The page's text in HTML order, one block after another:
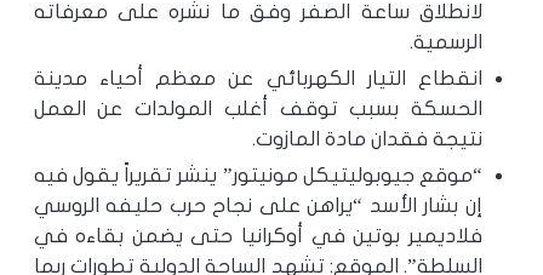
لانطلاق ساعة الصفر وفق ما نشره على معرفاته
الرسمية.
انقطاع التيار الكهربائي عن معظم أحياء مدينة
الحسكة بسبب توقف أغلب المولدات عن العمل
نتيجة فقدان مادة المازوت.
“موقع جيوبوليتيكل مونيتور” ينشر تقريراً يقول فيه
إن بشار الأسد “يراهن على نجاح حرب حليفه الروسي
فلاديمير بوتين في أوكرانيا حتى يضمن بقاءه في
السلطة”. الموقع: تشهد الساحة الدولية تطورات ربما